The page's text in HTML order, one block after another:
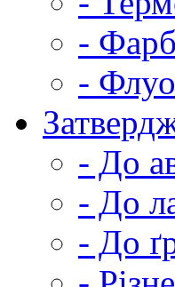
-
-
- До
- До
- До